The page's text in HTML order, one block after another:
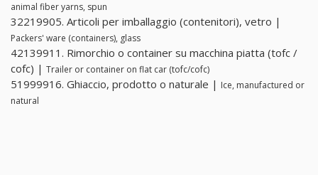
animal fiber yarns, spun
32219905. Articoli per imballaggio (contenitori), vetro |
Packers' ware (containers), glass
42139911. Rimorchio o container su macchina piatta (tofc /
cofc) | Trailer or container on flat car (tofc/cofc)
51999916. Ghiaccio, prodotto o naturale | Ice, manufactured or
natural